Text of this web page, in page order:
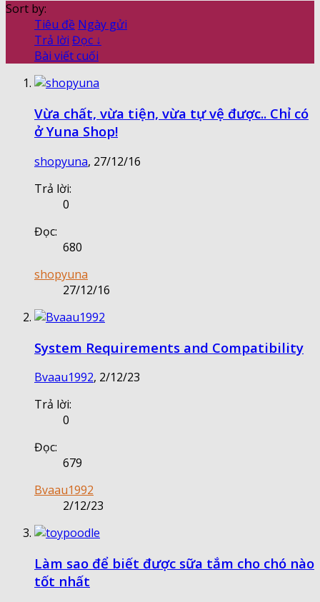
Sort by:
Tiêu đề Ngày gửi
Trả lời Đọc ↓
Bài viết cuối
Vừa chất, vừa tiện, vừa tự vệ được.. Chỉ có
ở Yuna Shop!
shopyuna, 27/12/16
Trả lời:
0
Đọc:
680
shopyuna
27/12/16
System Requirements and Compatibility
Bvaau1992, 2/12/23
Trả lời:
0
Đọc:
679
Bvaau1992
2/12/23
Làm sao để biết được sữa tắm cho chó nào
tốt nhất